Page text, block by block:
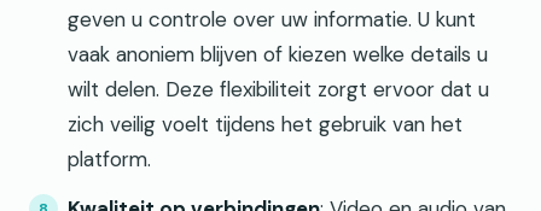
geven u controle over uw informatie. U kunt
vaak anoniem blijven of kiezen welke details u
wilt delen. Deze flexibiliteit zorgt ervoor dat u
zich veilig voelt tijdens het gebruik van het
platform.